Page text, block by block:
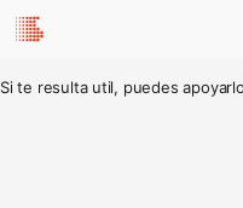
Si te resulta util, puedes